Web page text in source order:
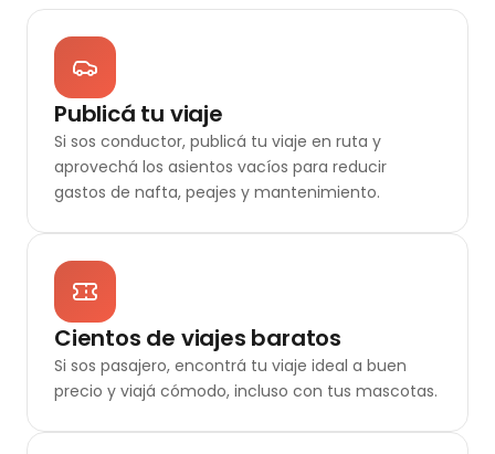
Publicá tu viaje
Si sos conductor, publicá tu viaje en ruta y
aprovechá los asientos vacíos para reducir
gastos de nafta, peajes y mantenimiento.
Cientos de viajes baratos
Si sos pasajero, encontrá tu viaje ideal a buen
precio y viajá cómodo, incluso con tus mascotas.